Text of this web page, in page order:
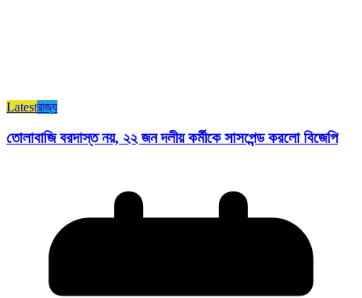
Latestরাজ্য​
তোলাবাজি বরদাস্ত নয়, ২২ জন দলীয় কর্মীকে সাসপেন্ড করলো বিজেপি